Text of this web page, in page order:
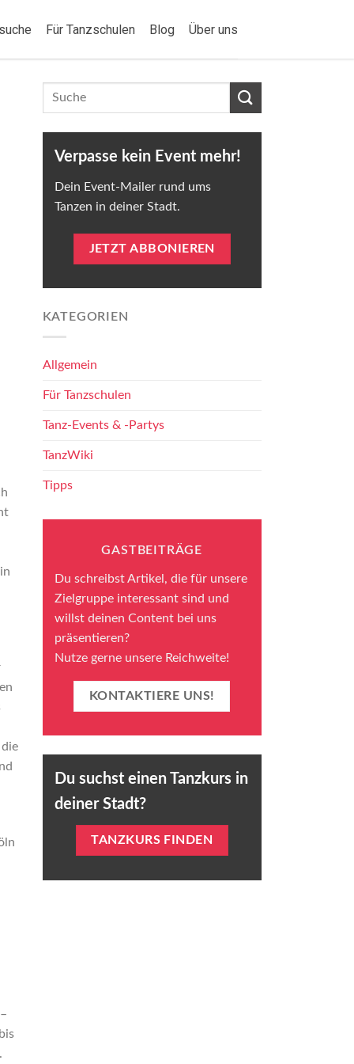
Für Tanzschulen Blog Über uns
Verpasse kein Event mehr!
Dein Event-Mailer rund ums
Tanzen in deiner Stadt.
JETZT ABBONIEREN
KATEGORIEN
Allgemein
Für Tanzschulen
Tanz-Events & -Partys
TanzWiki
Tipps
GASTBEITRÄGE
Du schreibst Artikel, die für unsere
Zielgruppe interessant sind und
willst deinen Content bei uns
präsentieren?
Nutze gerne unsere Reichweite!
KONTAKTIERE UNS!
Du suchst einen Tanzkurs in
deiner Stadt?
TANZKURS FINDEN